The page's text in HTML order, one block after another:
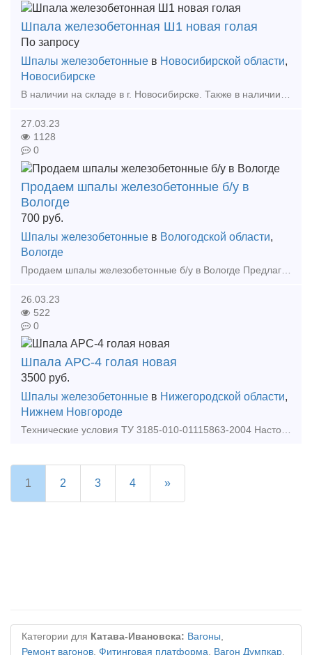
Шпала железобетонная Ш1 новая голая
По запросу
Шпалы железобетонные в Новосибирской области,
Новосибирске
27.03.23
1128
0
Продаем шпалы железобетонные б/у в
Вологде
700 руб.
Шпалы железобетонные в Вологодской области,
Вологде
26.03.23
522
0
Шпала АРС-4 голая новая
3500 руб.
Шпалы железобетонные в Нижегородской области,
Нижнем Новгороде
Технические условия ТУ 3185-010-01115863-2004 Настоящие технические условия распространяются на шпалу железобетонную анкерную типа ШС-АРС для железных дорог колеи 1520 мм, предназначенн
1 2 3 4 »
Категории для Катава-Ивановска: Вагоны,
Ремонт вагонов, Фитинговая платформа, Вагон Думпкар,